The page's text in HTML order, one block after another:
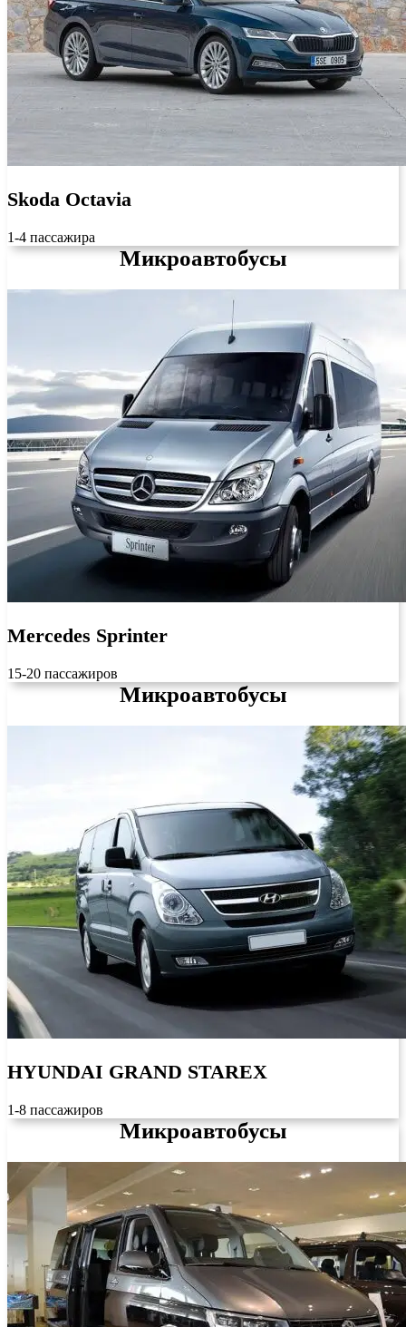
Skoda Octavia
1-4 пассажира
Микроавтобусы
Mercedes Sprinter
15-20 пассажиров
Микроавтобусы
HYUNDAI GRAND STAREX
1-8 пассажиров
Микроавтобусы